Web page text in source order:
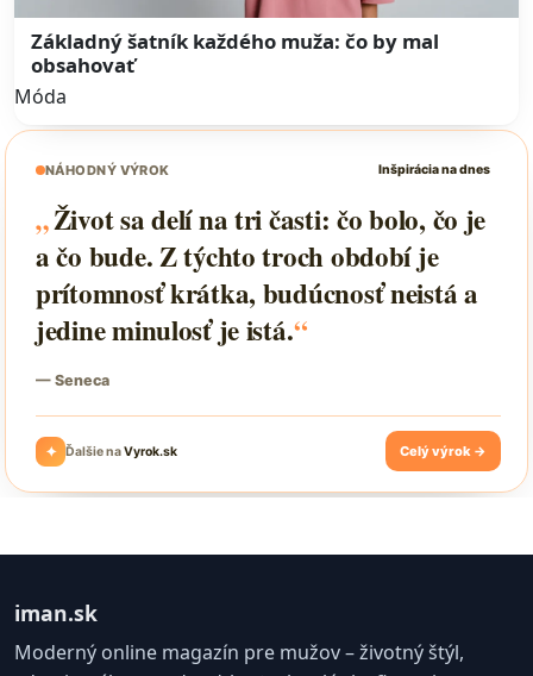
Základný šatník každého muža: čo by mal
obsahovať
Móda
iman.sk
Moderný online magazín pre mužov – životný štýl,